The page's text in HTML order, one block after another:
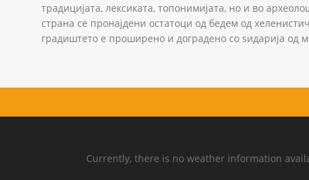
традицијата, лексиката, топонимијата, но и во
страна се пронајдени остатоци од бедем од
градиштето е проширено и доградено со ѕидарија од
Currently, there is no weather information